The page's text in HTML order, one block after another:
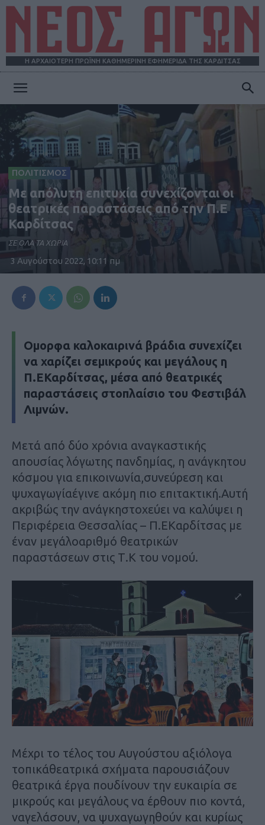
Η ΑΡΧΑΙΟΤΕΡΗ ΠΡΩΪΝΗ ΚΑΘΗΜΕΡΙΝΗ ΕΦΗΜΕΡΙΔΑ ΤΗΣ ΚΑΡΔΙΤΣΑΣ
ΑΓΩΝ
ΠΟΛΙΤΙΣΜΟΣ
Με απόλυτη επιτυχία συνεχίζονται οι
θεατρικές παραστάσεις από την Π.Ε
Καρδίτσας
ΣΕ ΟΛΑ ΤΑ ΧΩΡΙΑ
3 Αυγούστου 2022, 10:11 πμ
Ομορφα καλοκαιρινά βράδια συνεχίζει
να χαρίζει σεμικρούς και μεγάλους η
Π.ΕΚαρδίτσας, μέσα από θεατρικές
παραστάσεις στoπλαίσιo του Φεστιβάλ
Λιμνών.
Μετά από δύο χρόνια αναγκαστικής
απουσίας λόγωτης πανδημίας, η ανάγκητου
κόσμου για επικοινωνία,συνεύρεση και
ψυχαγωγίαέγινε ακόμη πιο επιτακτική.Αυτή
ακριβώς την ανάγκηστοχεύει να καλύψει η
Περιφέρεια Θεσσαλίας – Π.ΕΚαρδίτσας με
έναν μεγάλοαριθμό θεατρικών
παραστάσεων στις Τ.Κ του νομού.
Mέχρι το τέλος του Αυγούστου αξιόλογα
τοπικάθεατρικά σχήματα παρουσιάζουν
θεατρικά έργα πουδίνουν την ευκαιρία σε
μικρούς και μεγάλους να έρθουν πιο κοντά,
ναγελάσουν, να ψυχαγωγηθούν και κυρίως